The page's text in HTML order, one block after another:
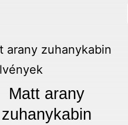
Matt arany
zuhanykabin